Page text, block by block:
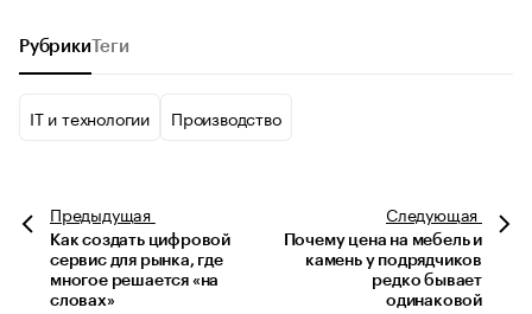
Рубрики Теги
IT и технологии Производство
Предыдущая
Как создать цифровой
сервис для рынка, где
многое решается «на
словах»
Следующая
Почему цена на мебель и
камень у подрядчиков
редко бывает
одинаковой